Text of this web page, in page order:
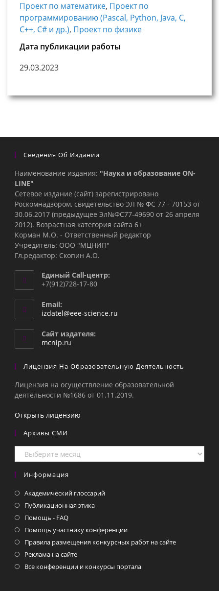
Проект по математике, Проект по
программированию (Pascal, Python, Java, С,
С++, C# и др.), Проект по физике
Дата публикации работы
29.03.2023
Сведения Об Издании
Наименование издания: "Наука и образование ON-
LINE"
Сетевое издание (сайт) зарегистрировано
Роскомнадзором, свидетельство ЭЛ № ФС 77 - 70153 от
30.06.2017 (предыдущее Эл№ФC77-49690 от 26 апреля
2012). Возрастная категория сайта 6+
Корман М.О. - Ответственный редактор
Учредитель: ООО "МЦНИП"
Гл.редактор: Скопин А.О.
Единый Call-центр:
+7(912)728-17-80
Email:
izdatel@eee-science.ru
Сайт издателя:
mcnip.ru
Лицензия На Образовательную Деятельность
Лицензия на осуществление образовательной
деятельности №1686 от 01.11.2019.
Открыть лицензию
Архивы СМИ
Архивы
СМИ
Информация
Академический глоссарий
Публикационная этика
Помощь - FAQ
Помощь участнику конференции
Правила размещения конкурсных работ на сайте
Реклама на сайте
Все конференции и конкурсы портала